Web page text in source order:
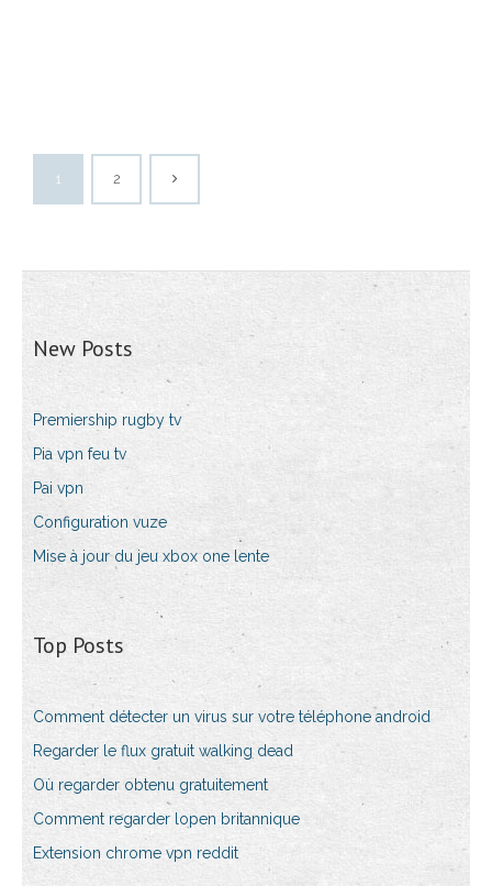
1 2
New Posts
Premiership rugby tv
Pia vpn feu tv
Pai vpn
Configuration vuze
Mise à jour du jeu xbox one lente
Top Posts
Comment détecter un virus sur votre téléphone android
Regarder le flux gratuit walking dead
Où regarder obtenu gratuitement
Comment regarder lopen britannique
Extension chrome vpn reddit